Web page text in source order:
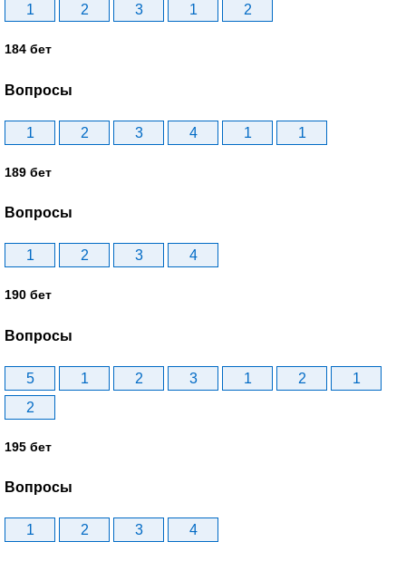
1 2 3 1 2
184 бет
Вопросы
1 2 3 4 1 1
189 бет
Вопросы
1 2 3 4
190 бет
Вопросы
5 1 2 3 1 2
1
2
195 бет
Вопросы
1 2 3 4